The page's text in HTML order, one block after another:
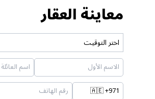
معاينة العقار
اختر التوقيت
🇦🇪+971